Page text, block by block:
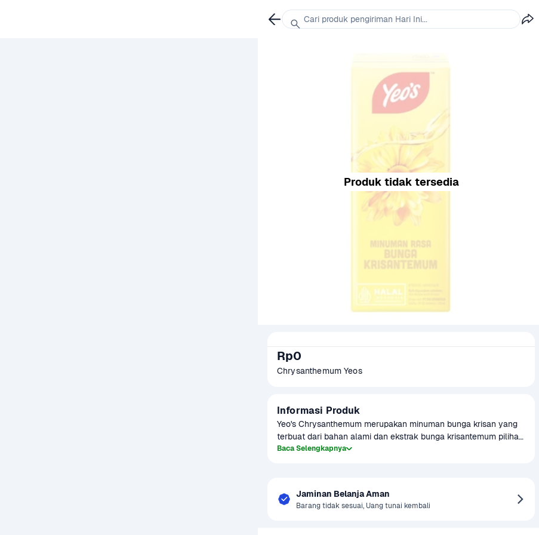
Produk tidak tersedia
Rp0
Chrysanthemum Yeos
Informasi Produk
Yeo's Chrysanthemum merupakan minuman bunga krisan yang
terbuat dari bahan alami dan ekstrak bunga krisantemum pilihan.
Yeo's Chrysanthemum diproduksi secara higienis dan tanpa
Baca Selengkapnya
Jaminan Belanja Aman
Barang tidak sesuai, Uang tunai kembali
Cari produk pengiriman Hari Ini...